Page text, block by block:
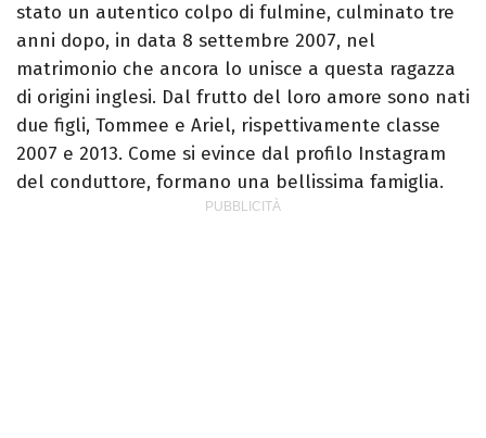
stato un autentico colpo di fulmine, culminato tre
anni dopo, in data 8 settembre 2007, nel
matrimonio che ancora lo unisce a questa ragazza
di origini inglesi. Dal frutto del loro amore sono nati
due figli, Tommee e Ariel, rispettivamente classe
2007 e 2013. Come si evince dal profilo Instagram
del conduttore, formano una bellissima famiglia.